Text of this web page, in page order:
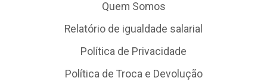
Quem Somos
Relatório de igualdade salarial
Política de Privacidade
Política de Troca e Devolução